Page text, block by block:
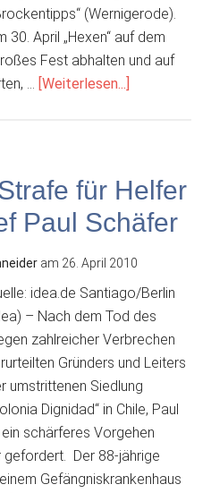
(Wernigerode).
April „Hexen“ auf dem
Fest abhalten und auf
… [Weiterlesen...]
kommen
in
den
für Helfer
Paul Schäfer
am 26. April 2010
idea.de Santiago/Berlin
– Nach dem Tod des
zahlreicher Verbrechen
Gründers und Leiters
umstrittenen Siedlung
Dignidad“ in Chile, Paul
schärferes Vorgehen
gefordert. Der 88-jährige
Gefängniskrankenhaus